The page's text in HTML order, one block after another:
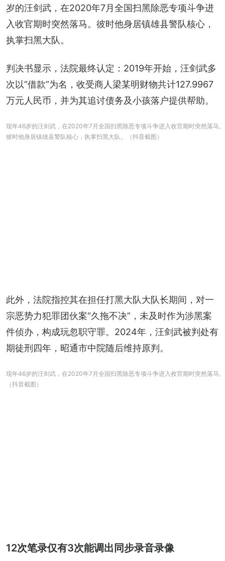
岁的汪剑武，在2020年7月全国扫黑除恶专项斗争进
入收官期时突然落马。彼时他身居镇雄县警队核心，
执掌扫黑大队。
判决书显示，法院最终认定：2019年开始，汪剑武多
次以“借款”为名，收受商人梁某明财物共计127.9967
万元人民币，并为其追讨债务及小孩落户提供帮助。
现年46岁的汪剑武，在2020年7月全国扫黑除恶专项斗争进入收官期时突然落马。
彼时他身居镇雄县警队核心，执掌扫黑大队。（抖音截图）
此外，法院指控其在担任打黑大队大队长期间，对一
宗恶势力犯罪团伙案“久拖不决”，未及时作为涉黑案
件侦办，构成玩忽职守罪。2024年，汪剑武被判处有
期徒刑四年，昭通市中院随后维持原判。
现年46岁的汪剑武，在2020年7月全国扫黑除恶专项斗争进入收官期时突然落马。
（抖音截图）
12次笔录仅有3次能调出同步录音录像